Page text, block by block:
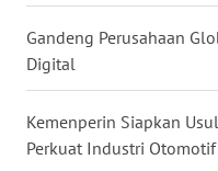
Gandeng Perusahaan
Digital
Kemenperin Siapkan
Perkuat Industri
GORONTALO
SULUT